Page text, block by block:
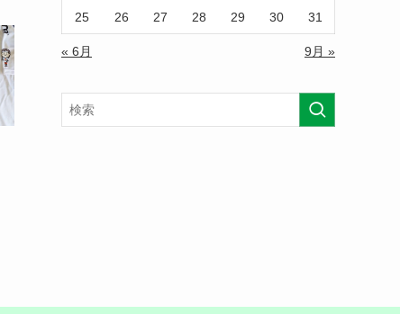
25 26 27 28 29 30 31
« 6月 9月 »